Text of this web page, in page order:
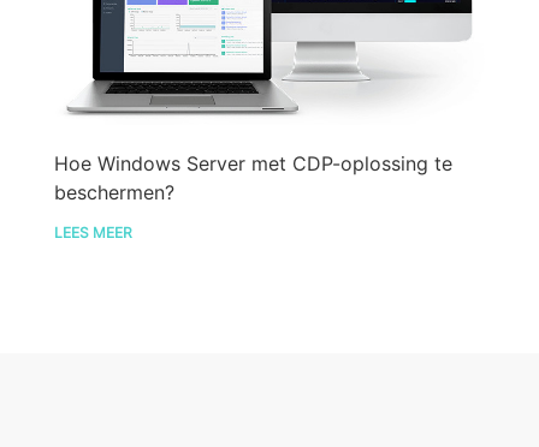
Hoe Windows Server met CDP-oplossing te
beschermen?
LEES MEER